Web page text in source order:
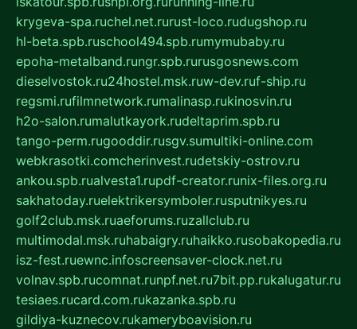
krygeva-spa.ruchel.net.rurust-loco.rudugshop.ru
hl-beta.spb.ruschool494.spb.rumymubaby.ru
epoha-metalband.rungr.spb.rurusgosnews.com
dieselvostok.ru24hostel.msk.ruw-dev.ruf-ship.ru
regsmi.rufilmnetwork.rumalinasp.rukinosvin.ru
h2o-salon.rumalutkayork.rudeltaprim.spb.ru
tango-perm.rugooddir.rusgv.sumultiki-online.com
webkrasotki.comcherinvest.rudetskiy-ostrov.ru
ankou.spb.rualvesta1.rupdf-creator.runix-files.org.ru
sakhatoday.ruelektrikersymboler.rusputnikyes.ru
golf2club.msk.ruaeforums.ruzallclub.ru
multimodal.msk.ruhabaigry.ruhaikko.rusobakopedia.ru
isz-fest.ruewnc.infoscreensaver-clock.net.ru
volnav.spb.rucomnat.runpf.net.ru7bit.pp.rukalugatur.ru
tesiaes.rucard.com.rukazanka.spb.ru
gildiya-kuznecov.rukameryboavision.ru